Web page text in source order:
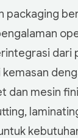
packaging
dan mesin